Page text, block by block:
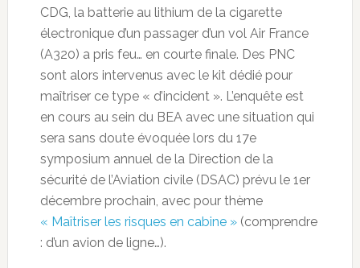
CDG, la batterie au lithium de la cigarette
électronique d’un passager d’un vol Air France
(A320) a pris feu… en courte finale. Des PNC
sont alors intervenus avec le kit dédié pour
maîtriser ce type « d’incident ». L’enquête est
en cours au sein du BEA avec une situation qui
sera sans doute évoquée lors du 17e
symposium annuel de la Direction de la
sécurité de l’Aviation civile (DSAC) prévu le 1er
décembre prochain, avec pour thème
« Maîtriser les risques en cabine »(comprendre
: d’un avion de ligne…).